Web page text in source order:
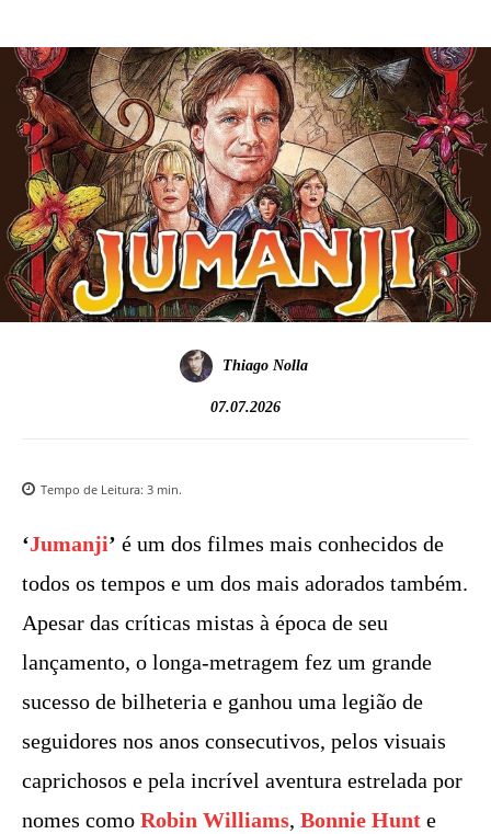
Thiago Nolla
07.07.2026
Tempo de Leitura: 3 min.
‘Jumanji’ é um dos filmes mais conhecidos de
todos os tempos e um dos mais adorados também.
Apesar das críticas mistas à época de seu
lançamento, o longa-metragem fez um grande
sucesso de bilheteria e ganhou uma legião de
seguidores nos anos consecutivos, pelos visuais
caprichosos e pela incrível aventura estrelada por
nomes como Robin Williams, Bonnie Hunt e